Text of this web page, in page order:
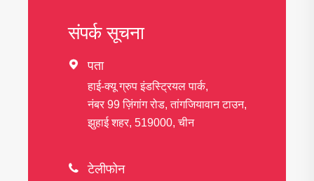
संपर्क सूचना
 पता
हाई-क्यू ग्रुप इंडस्ट्रियल पार्क,
नंबर 99 ज़िंगांग रोड, तांगजियावान टाउन,
झुहाई शहर, 519000, चीन
 टेलीफोन